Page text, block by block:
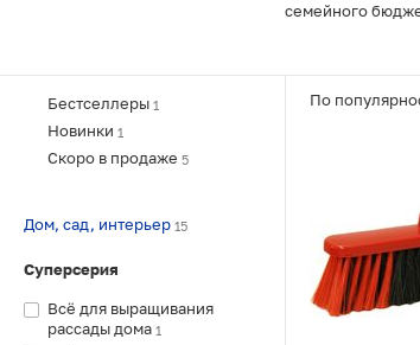
семейного
Бестселлеры 1
Новинки 1
Скоро в продаже 5
Дом, сад, интерьер 15
Суперсерия
Всё для выращивания
рассады дома 1
По